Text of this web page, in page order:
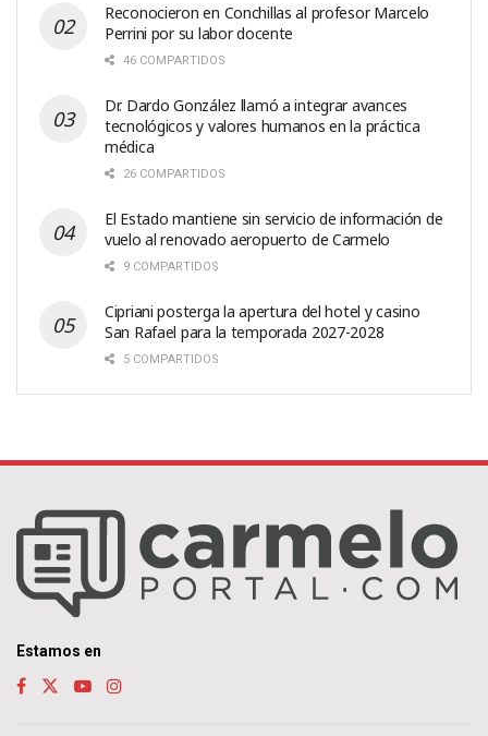
Reconocieron en Conchillas al profesor Marcelo
Perrini por su labor docente
46 COMPARTIDOS
Dr. Dardo González llamó a integrar avances
tecnológicos y valores humanos en la práctica
médica
26 COMPARTIDOS
El Estado mantiene sin servicio de información de
vuelo al renovado aeropuerto de Carmelo
9 COMPARTIDOS
Cipriani posterga la apertura del hotel y casino
San Rafael para la temporada 2027-2028
5 COMPARTIDOS
Estamos en